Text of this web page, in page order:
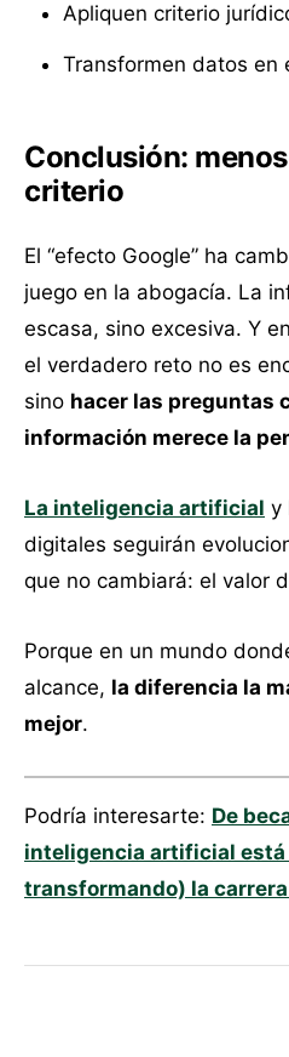
Apliquen criterio
Transformen datos en
Conclusión:
criterio
El “efecto Google” ha
juego en la abogacía. La
escasa, sino excesiva. Y
el verdadero reto no es
sino hacer las preguntas
información merece la
La inteligencia artificial y
digitales seguirán
que no cambiará: el valor
Porque en un mundo
alcance, la diferencia la
mejor.
Podría interesarte: De
inteligencia artificial está
transformando) la